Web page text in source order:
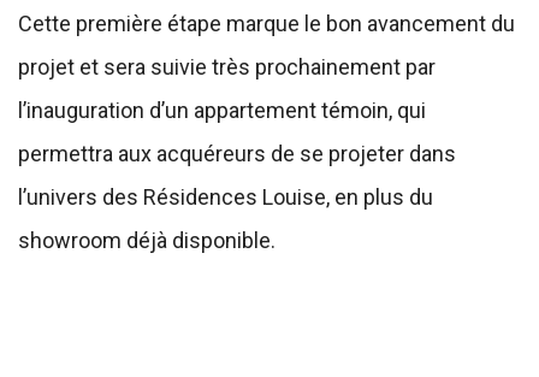
Cette première étape marque le bon avancement du
projet et sera suivie très prochainement par
l’inauguration d’un appartement témoin, qui
permettra aux acquéreurs de se projeter dans
l’univers des Résidences Louise, en plus du
showroom déjà disponible.